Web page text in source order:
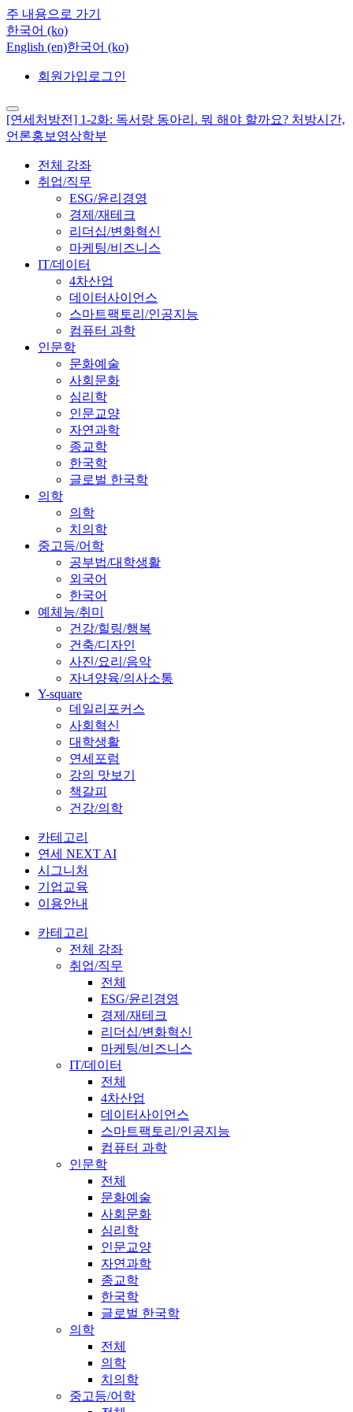
주 내용으로 가기
한국어 ‎(ko)‎
English ‎(en)‎한국어 ‎(ko)‎
회원가입 로그인
[연세처방전] 1-2화: 독서랑 동아리. 뭐 해야 할까요? 처방시간,
언론홍보영상학부
전체 강좌
취업/직무
ESG/윤리경영
경제/재테크
리더십/변화혁신
마케팅/비즈니스
IT/데이터
4차산업
데이터사이언스
스마트팩토리/인공지능
컴퓨터 과학
인문학
문화예술
사회문화
심리학
인문교양
자연과학
종교학
한국학
글로벌 한국학
의학
의학
치의학
중고등/어학
공부법/대학생활
외국어
한국어
예체능/취미
건강/힐링/행복
건축/디자인
사진/요리/음악
자녀양육/의사소통
Y-square
데일리포커스
사회혁신
대학생활
연세포럼
강의 맛보기
책갈피
건강/의학
카테고리
연세 NEXT AI
시그니처
기업교육
이용안내
카테고리
전체 강좌
취업/직무
전체
ESG/윤리경영
경제/재테크
리더십/변화혁신
마케팅/비즈니스
IT/데이터
전체
4차산업
데이터사이언스
스마트팩토리/인공지능
컴퓨터 과학
인문학
전체
문화예술
사회문화
심리학
인문교양
자연과학
종교학
한국학
글로벌 한국학
의학
전체
의학
치의학
중고등/어학